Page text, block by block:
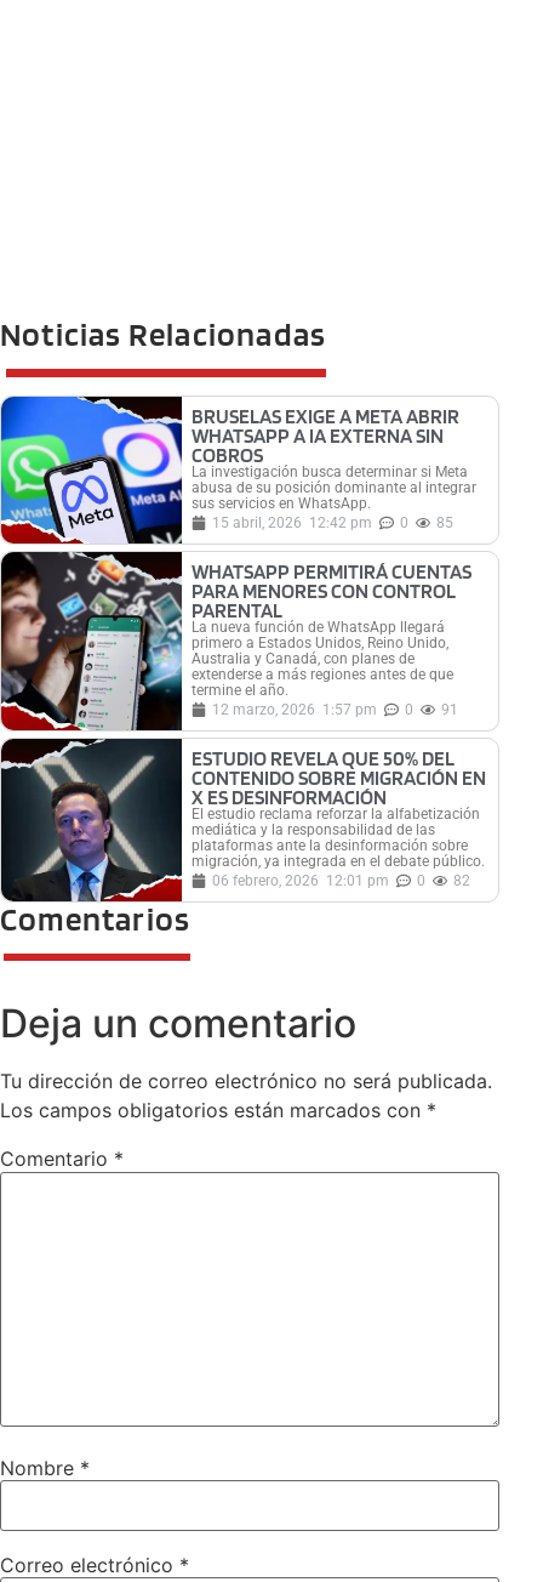
Noticias Relacionadas
BRUSELAS EXIGE A META ABRIR
WHATSAPP A IA EXTERNA SIN
COBROS
La investigación busca determinar si Meta
abusa de su posición dominante al integrar
sus servicios en WhatsApp.
15 abril, 2026 12:42 pm 0 85
WHATSAPP PERMITIRÁ CUENTAS
PARA MENORES CON CONTROL
PARENTAL
La nueva función de WhatsApp llegará
primero a Estados Unidos, Reino Unido,
Australia y Canadá, con planes de
extenderse a más regiones antes de que
termine el año.
12 marzo, 2026 1:57 pm 0 91
ESTUDIO REVELA QUE 50% DEL
CONTENIDO SOBRE MIGRACIÓN EN
X ES DESINFORMACIÓN
El estudio reclama reforzar la alfabetización
mediática y la responsabilidad de las
plataformas ante la desinformación sobre
migración, ya integrada en el debate público.
06 febrero, 2026 12:01 pm 0 82
Comentarios
Deja un comentario
Tu dirección de correo electrónico no será publicada.
Los campos obligatorios están marcados con *
Comentario *
Nombre *
Correo electrónico *